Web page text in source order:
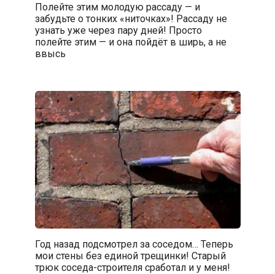
Полейте этим молодую рассаду — и
забудьте о тонких «ниточках»! Рассаду не
узнать уже через пару дней! Просто
полейте этим — и она пойдёт в ширь, а не
ввысь
Год назад подсмотрел за соседом… Теперь
мои стены без единой трещинки! Старый
трюк соседа-строителя сработал и у меня!